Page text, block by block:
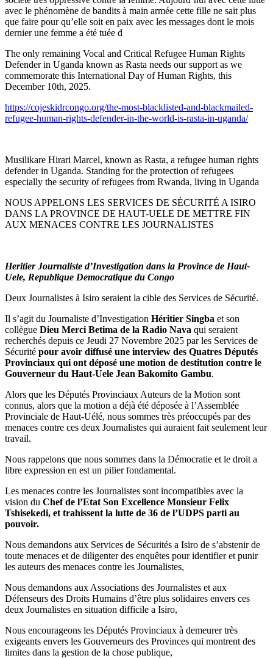
avec le phénomène de bandits à main armée cette fille ne sait plus
que faire pour qu’elle soit en paix avec les messages dont le mois
dernier une femme a été tuée d
The only remaining Vocal and Critical Refugee Human Rights
Defender in Uganda known as Rasta needs our support as we
commemorate this International Day of Human Rights, this
December 10th, 2025.
https://cojeskidrcongo.org/the-most-blacklisted-and-blackmailed-
refugee-human-rights-defender-in-the-world-is-rasta-in-uganda/
Musilikare Hirari Marcel, known as Rasta, a refugee human rights
defender in Uganda. Standing for the protection of refugees
especially the security of refugees from Rwanda, living in Uganda
NOUS APPELONS LES SERVICES DE SÉCURITÉ A ISIRO
DANS LA PROVINCE DE HAUT-UELE DE METTRE FIN
AUX MENACES CONTRE LES JOURNALISTES
Heritier Journaliste d’Investigation dans la Province de Haut-
Uele, Republique Democratique du Congo
Deux Journalistes à Isiro seraient la cible des Services de Sécurité.
Il s’agit du Journaliste d’Investigation Héritier Singba et son
collègue Dieu Merci Betima de la Radio Nava qui seraient
recherchés depuis ce Jeudi 27 Novembre 2025 par les Services de
Sécurité pour avoir diffusé une interview des Quatres Députés
Provinciaux qui ont déposé une motion de destitution contre le
Gouverneur du Haut-Uele Jean Bakomito Gambu.
Alors que les Députés Provinciaux Auteurs de la Motion sont
connus, alors que la motion a déjà été déposée à l’Assemblée
Provinciale de Haut-Uélé, nous sommes très préoccupés par des
menaces contre ces deux Journalistes qui auraient fait seulement leur
travail.
Nous rappelons que nous sommes dans la Démocratie et le droit a
libre expression en est un pilier fondamental.
Les menaces contre les Journalistes sont incompatibles avec la
vision du Chef de l’Etat Son Excellence Monsieur Felix
Tshisekedi, et trahissent la lutte de 36 de l’UDPS parti au
pouvoir.
Nous demandons aux Services de Sécurités a Isiro de s’abstenir de
toute menaces et de diligenter des enquêtes pour identifier et punir
les auteurs des menaces contre les Journalistes,
Nous demandons aux Associations des Journalistes et aux
Défenseurs des Droits Humains d’être plus solidaires envers ces
deux Journalistes en situation difficile a Isiro,
Nous encourageons les Députés Provinciaux à demeurer très
exigeants envers les Gouverneurs des Provinces qui montrent des
limites dans la gestion de la chose publique,